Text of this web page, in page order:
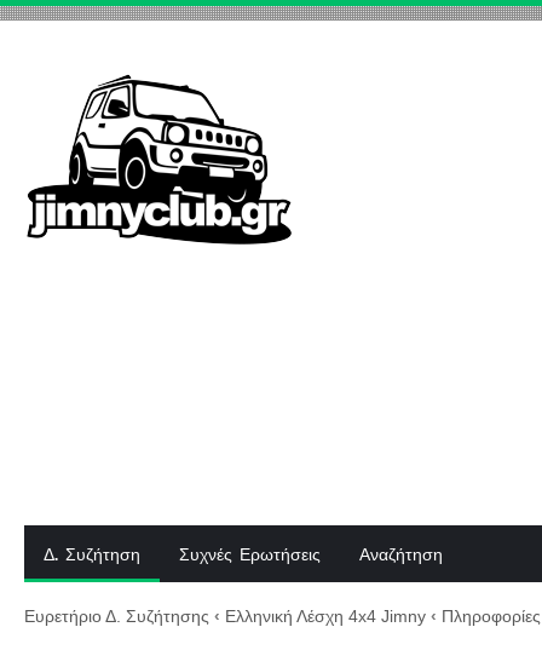
Δ. Συζήτηση Συχνές Ερωτήσεις Αναζήτηση
Ευρετήριο Δ. Συζήτησης ‹ Ελληνική Λέσχη 4x4 Jimny ‹